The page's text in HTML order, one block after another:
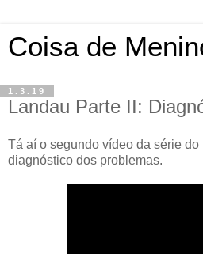
Coisa de
1.3.19
Landau Parte II:
Tá aí o segundo vídeo da série
diagnóstico dos problemas.